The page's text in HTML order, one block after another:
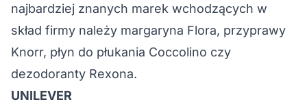
najbardziej znanych marek wchodzących w
skład firmy należy margaryna Flora, przyprawy
Knorr, płyn do płukania Coccolino czy
dezodoranty Rexona.
UNILEVER